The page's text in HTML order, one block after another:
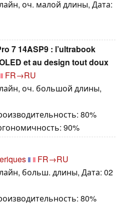
оч. малой длины, Дата:
7 14ASP9 : l’ultrabook
et au design tout doux
FR→RU
оч. большой длины,
80%
90%
FR→RU
больш. длины, Дата: 02
80%